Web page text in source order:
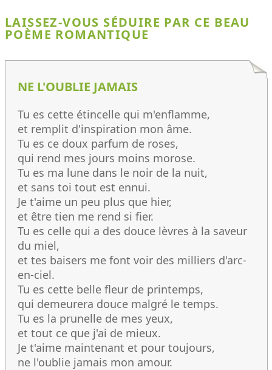
LAISSEZ-VOUS SÉDUIRE PAR CE BEAU
POÈME ROMANTIQUE
NE L'OUBLIE JAMAIS
Tu es cette étincelle qui m'enflamme,
et remplit d'inspiration mon âme.
Tu es ce doux parfum de roses,
qui rend mes jours moins morose.
Tu es ma lune dans le noir de la nuit,
et sans toi tout est ennui.
Je t'aime un peu plus que hier,
et être tien me rend si fier.
Tu es celle qui a des douce lèvres à la saveur
du miel,
et tes baisers me font voir des milliers d'arc-
en-ciel.
Tu es cette belle fleur de printemps,
qui demeurera douce malgré le temps.
Tu es la prunelle de mes yeux,
et tout ce que j'ai de mieux.
Je t'aime maintenant et pour toujours,
ne l'oublie jamais mon amour.